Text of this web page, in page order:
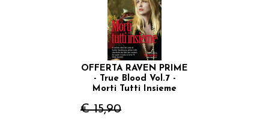
OFFERTA RAVEN PRIME
- True Blood Vol.7 -
Morti Tutti Insieme
€ 15,90